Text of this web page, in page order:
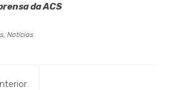
da ACS
, Notícias